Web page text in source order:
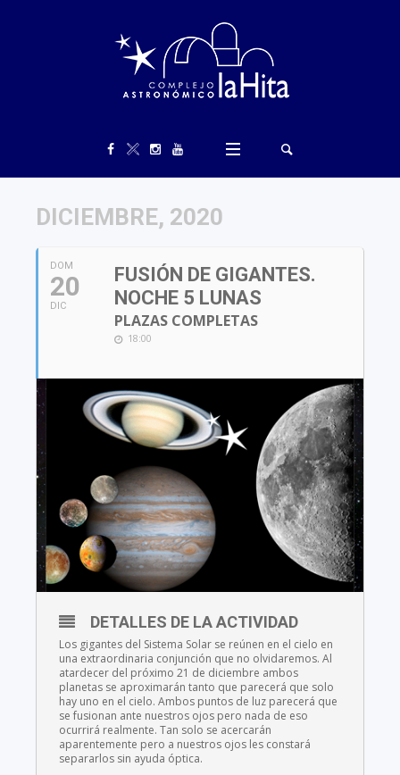
DICIEMBRE, 2020
DOM
20
DIC
FUSIÓN DE GIGANTES.
NOCHE 5 LUNAS
PLAZAS COMPLETAS
18:00
DETALLES DE LA ACTIVIDAD
Los gigantes del Sistema Solar se reúnen en el cielo en
una extraordinaria conjunción que no olvidaremos. Al
atardecer del próximo 21 de diciembre ambos
planetas se aproximarán tanto que parecerá que solo
hay uno en el cielo. Ambos puntos de luz parecerá que
se fusionan ante nuestros ojos pero nada de eso
ocurrirá realmente. Tan solo se acercarán
aparentemente pero a nuestros ojos les constará
separarlos sin ayuda óptica.